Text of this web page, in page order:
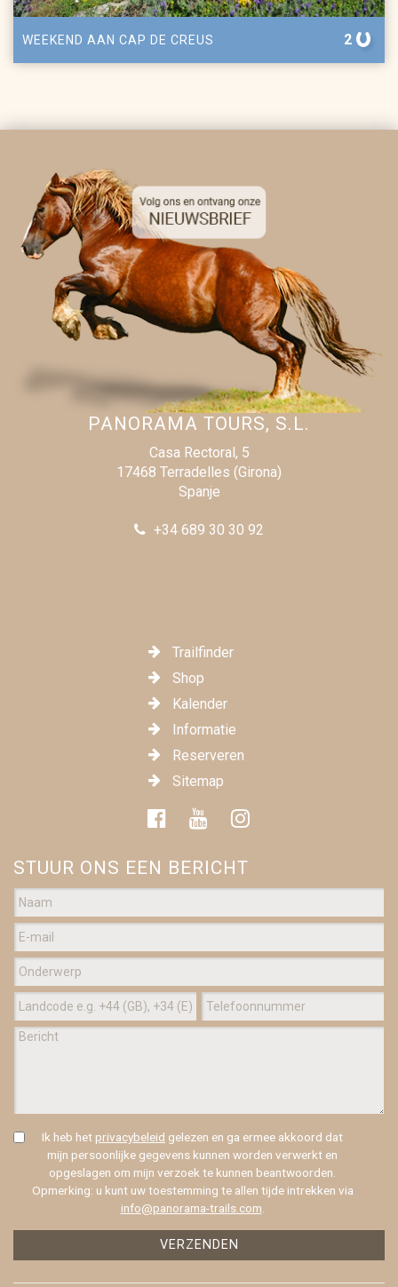
WEEKEND AAN CAP DE CREUS 2
PANORAMA TOURS, S.L.
Casa Rectoral, 5
17468 Terradelles (Girona)
Spanje
+34 689 30 30 92
Trailfinder
Shop
Kalender
Informatie
Reserveren
Sitemap
STUUR ONS EEN BERICHT
Ik heb het privacybeleid gelezen en ga ermee akkoord dat
mijn persoonlijke gegevens kunnen worden verwerkt en
opgeslagen om mijn verzoek te kunnen beantwoorden.
Opmerking: u kunt uw toestemming te allen tijde intrekken via
info@panorama-trails.com
VERZENDEN